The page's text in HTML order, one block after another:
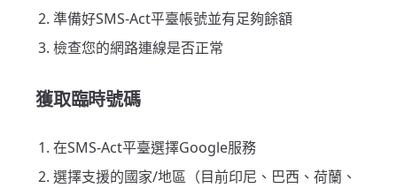
準備好SMS-Act平臺帳號並有足夠餘額
檢查您的網路連線是否正常
獲取臨時號碼
在SMS-Act平臺選擇Google服務
選擇支援的國家/地區（目前印尼、巴西、荷蘭、